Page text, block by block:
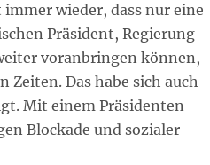
wieder, dass nur eine
Präsident, Regierung
voranbringen können,
Zeiten. Das habe sich auch
Mit einem Präsidenten
Blockade und sozialer